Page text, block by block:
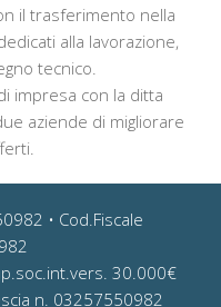
il trasferimento nella
alla lavorazione,
tecnico.
impresa con la ditta
aziende di migliorare
• Cod.Fiscale
30.000€
n. 03257550982